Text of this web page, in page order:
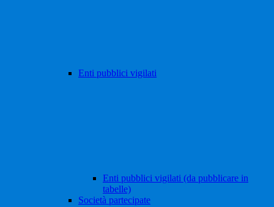
Enti pubblici vigilati
Enti pubblici vigilati (da pubblicare in
tabelle)
Società partecipate